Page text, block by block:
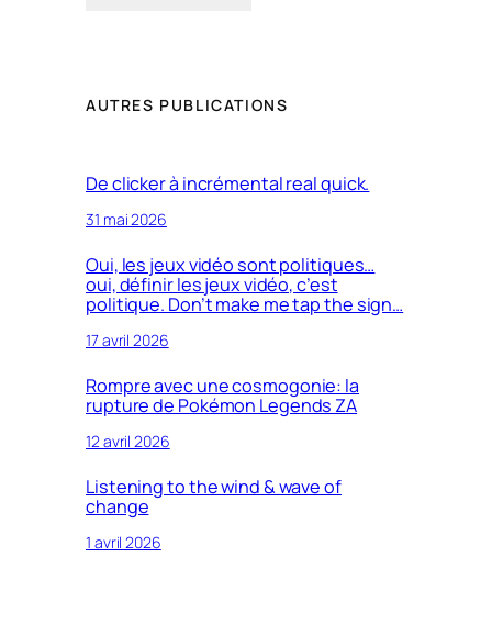
AUTRES PUBLICATIONS
De clicker à incrémental real quick.
31 mai 2026
Oui, les jeux vidéo sont politiques…
oui, définir les jeux vidéo, c’est
politique. Don’t make me tap the sign…
17 avril 2026
Rompre avec une cosmogonie: la
rupture de Pokémon Legends ZA
12 avril 2026
Listening to the wind & wave of
change
1 avril 2026